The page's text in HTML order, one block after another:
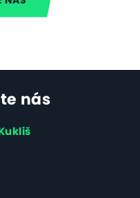
nás